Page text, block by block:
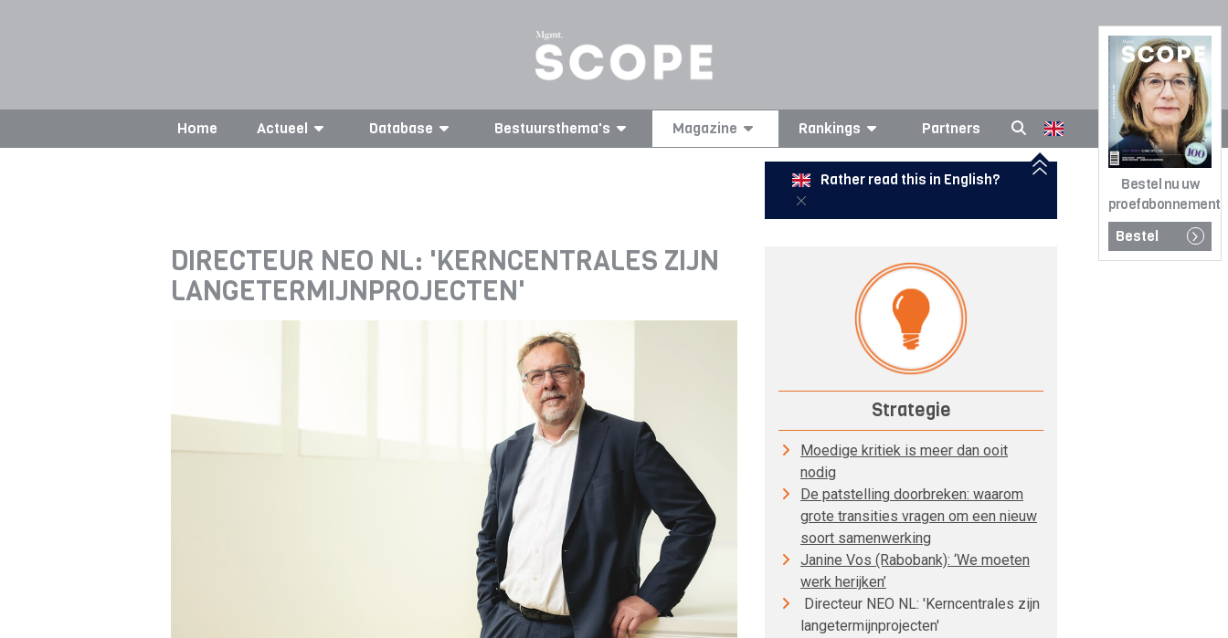
Bestel nu uw
proefabonnement
Bestel
Home Actueel Database Bestuursthema's Magazine Rankings Partners
Rather read this in English?
DIRECTEUR NEO NL: 'KERNCENTRALES ZIJN
LANGETERMIJNPROJECTEN'
Strategie
Moedige kritiek is meer dan ooit
nodig
De patstelling doorbreken: waarom
grote transities vragen om een nieuw
soort samenwerking
Janine Vos (Rabobank): ‘We moeten
werk herijken’
Directeur NEO NL: 'Kerncentrales zijn
langetermijnprojecten'